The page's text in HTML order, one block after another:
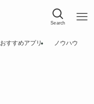
Search
おすすめアプリ ノウハウ